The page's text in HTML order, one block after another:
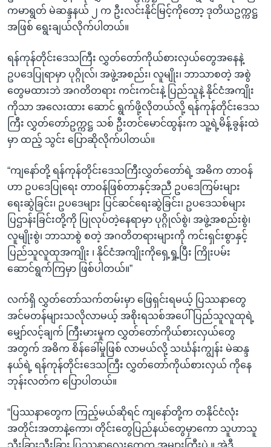
ကမာရွတ် မဲဆန္ဒနယ် ၂ က ဦးလင်းနိုင်မြင့်ကိုတော့ ဒုတိယဥက္ကဋ္ဌ
အဖြစ် ရွေးချယ်လိုက်ပါတယ်။
ရန်ကုန်တိုင်းဒေသကြီး လွှတ်တော်ကိုယ်စားလှယ်တွေအနေနဲ့
ဥပဒေပြုရာမှာ ပုဂ္ဂိုလ်၊ အဖွဲ့အစည်း၊ လူမျိုး၊ ဘာသာစတဲ့ အစွဲ
တွေမထားဘဲ အဂတိတရား ကင်းကင်းနဲ့ ပြည်သူနဲ့ နိုင်ငံအကျိုး
ကိုသာ အလေးထား ဆောင် ရွက်ဖို့လိုတယ်လို့ ရန်ကုန်တိုင်းဒေသ
ကြီး လွှတ်တော်ဥက္ကဋ္ဌ သစ် ဦးတင်မောင်ထွန်းက သူ့ရဲ့မိန့်ခွန်းထဲ
မှာ ထည့် သွင်း ပြောဆိုလိုက်ပါတယ်။
“ကျနော်တို့ ရန်ကုန်တိုင်းဒေသကြီးလွှတ်တော်ရဲ့ အဓိက တာဝန်
ဟာ ဥပဒေပြုရေး တာဝန်ဖြစ်တာနှင့်အညီ ဥပဒေကြမ်းများ
ရေးဆွဲခြင်း၊ ဥပဒေများ ပြင်ဆင်ရေးဆွဲခြင်း၊ ဥပဒေသစ်များ
ပြဌာန်းခြင်းတို့ကို ပြုလုပ်တဲ့နေရာမှာ ပုဂ္ဂိုလ်စွဲ၊ အဖွဲ့အစည်းစွဲ၊
လူမျိုးစွဲ၊ ဘာသာစွဲ စတဲ့ အဂတိတရားများကို ကင်းရှင်းစွာနှင့်
ပြည်သူလူထုအကျိုး ၊ နိုင်ငံအကျိုးကိုရှေ့ရှု့ပြီး ကြိုးပမ်း
ဆောင်ရွက်ကြမှာ ဖြစ်ပါတယ်။”
လက်ရှိ လွှတ်တော်သက်တမ်းမှာ ဖြေရှင်းရမယ့် ပြဿနာတွေ
အင်မတန်များသလိုလာမယ့် အစိုးရသစ်အပေါ် ပြည်သူလူထုရဲ့
မျှော်လင့်ချက် ကြီးမားမှုက လွှတ်တော်ကိုယ်စားလှယ်တွေ
အတွက် အဓိက စိန်ခေါ်မှုဖြစ် လာမယ်လို့ သင်္ဃန်းကျွန်း မဲဆန္ဒ
နယ်ရဲ့ ရန်ကုန်တိုင်းဒေသကြီး လွှတ်တော်ကိုယ်စားလှယ် ကိုနေ
ဘုန်းလတ်က ပြောပါတယ်။
“ပြဿနာတွေက ကြည့်မယ်ဆိုရင် ကျနော်တို့က တနိုင်ငံလုံး
အတိုင်းအတာနဲ့ကော၊ တိုင်းတွေပြည်နယ်တွေမှာကော သူဟာသူ
သီးခြားသီးခြား ပြဿနာလေးတွေက အများကြီးပဲ ။ အဲဒီ